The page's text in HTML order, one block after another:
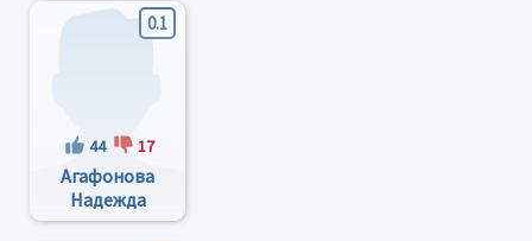
0.1
44 17
Агафонова
Надежда
Васильевна